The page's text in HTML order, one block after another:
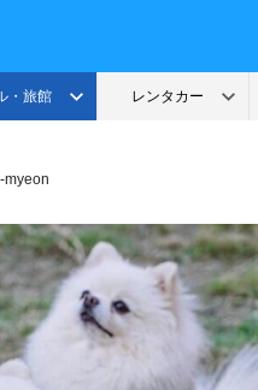
myeon